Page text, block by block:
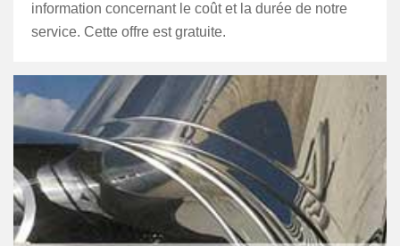
information concernant le coût et la durée de notre
service. Cette offre est gratuite.